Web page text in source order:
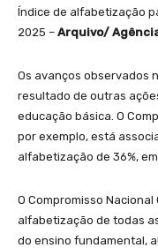
Índice de alfabetização
2025 – Arquivo/
Os avanços observados
resultado de outras
educação básica. O
por exemplo, está
alfabetização de 36%,
O Compromisso
alfabetização de todas
do ensino fundamental,